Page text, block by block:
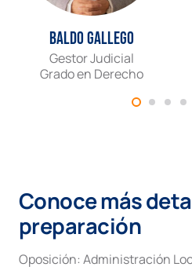
Baldo Gallego
Gestor Judicial
Grado en Derecho
Conoce más
preparación
Oposición: Administración